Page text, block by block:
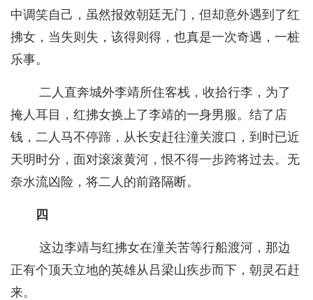
中调笑自己，虽然报效朝廷无门，但却意外遇到了红
拂女，当失则失，该得则得，也真是一次奇遇，一桩
乐事。
二人直奔城外李靖所住客栈，收拾行李，为了
掩人耳目，红拂女换上了李靖的一身男服。结了店
钱，二人马不停蹄，从长安赶往潼关渡口，到时已近
天明时分，面对滚滚黄河，恨不得一步跨将过去。无
奈水流凶险，将二人的前路隔断。
四
这边李靖与红拂女在潼关苦等行船渡河，那边
正有个顶天立地的英雄从吕梁山疾步而下，朝灵石赶
来。